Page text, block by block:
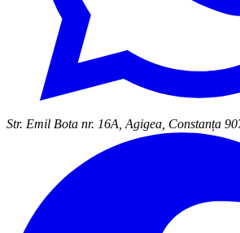
Str. Emil Bota nr. 16A, Agigea, Constanța